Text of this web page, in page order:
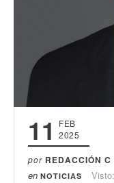
11
FEB
2025
por REDACCIÓN C
en NOTICIAS